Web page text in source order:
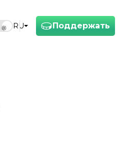
Поддержать
RU